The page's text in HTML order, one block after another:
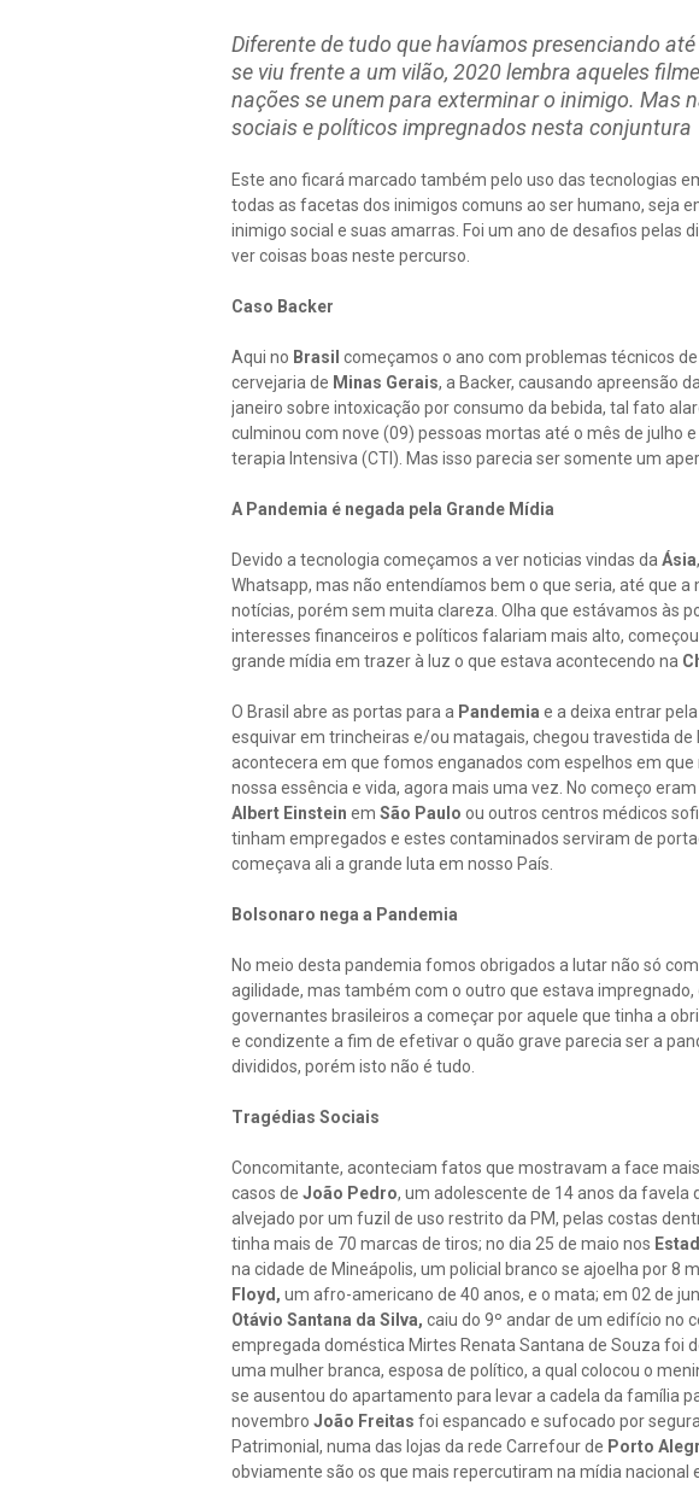
Diferente de tudo que havíamos presenciando
se viu frente a um vilão, 2020 lembra aqueles
nações se unem para exterminar o inimigo. Mas
sociais e políticos impregnados nesta conjuntura
Este ano ficará marcado também pelo uso das tecnologias
todas as facetas dos inimigos comuns ao ser humano, seja
inimigo social e suas amarras. Foi um ano de desafios pelas
ver coisas boas neste percurso.
Caso Backer
Aqui no Brasil começamos o ano com problemas técnicos
cervejaria de Minas Gerais, a Backer, causando apreensão
janeiro sobre intoxicação por consumo da bebida, tal fato
culminou com nove (09) pessoas mortas até o mês de julho
terapia Intensiva (CTI). Mas isso parecia ser somente um
A Pandemia é negada pela Grande Mídia
Devido a tecnologia começamos a ver noticias vindas da Ásia
Whatsapp, mas não entendíamos bem o que seria, até que
notícias, porém sem muita clareza. Olha que estávamos às
interesses financeiros e políticos falariam mais alto,
grande mídia em trazer à luz o que estava acontecendo na
O Brasil abre as portas para a Pandemia e a deixa entrar
esquivar em trincheiras e/ou matagais, chegou travestida de
acontecera em que fomos enganados com espelhos em
nossa essência e vida, agora mais uma vez. No começo
Albert Einstein em São Paulo ou outros centros médicos
tinham empregados e estes contaminados serviram de
começava ali a grande luta em nosso País.
Bolsonaro nega a Pandemia
No meio desta pandemia fomos obrigados a lutar não só
agilidade, mas também com o outro que estava impregnado,
governantes brasileiros a começar por aquele que tinha a
e condizente a fim de efetivar o quão grave parecia ser a
divididos, porém isto não é tudo.
Tragédias Sociais
Concomitante, aconteciam fatos que mostravam a face
casos de João Pedro, um adolescente de 14 anos da favela
alvejado por um fuzil de uso restrito da PM, pelas costas
tinha mais de 70 marcas de tiros; no dia 25 de maio nos
na cidade de Mineápolis, um policial branco se ajoelha por 8
Floyd, um afro-americano de 40 anos, e o mata; em 02 de
Otávio Santana da Silva, caiu do 9º andar de um edifício no
empregada doméstica Mirtes Renata Santana de Souza foi
uma mulher branca, esposa de político, a qual colocou o
se ausentou do apartamento para levar a cadela da família
novembro João Freitas foi espancado e sufocado por
Patrimonial, numa das lojas da rede Carrefour de Porto
obviamente são os que mais repercutiram na mídia nacional